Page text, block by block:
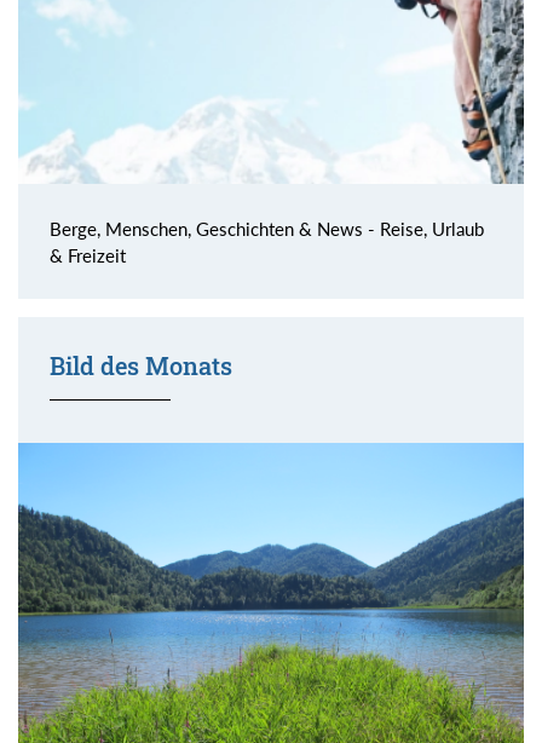
Berge, Menschen, Geschichten & News - Reise, Urlaub
& Freizeit
Bild des Monats